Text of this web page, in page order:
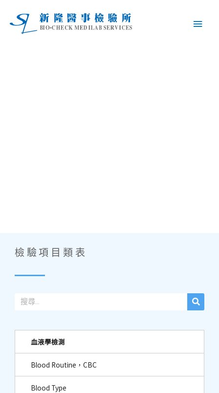
檢驗項目類表
血液學檢測
Blood Routine，CBC
Blood Type